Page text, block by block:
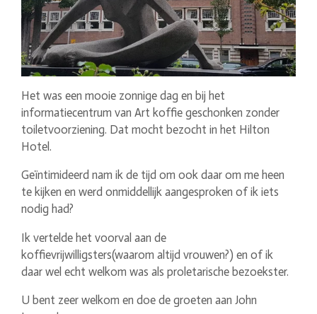
Het was een mooie zonnige dag en bij het
informatiecentrum van Art koffie geschonken zonder
toiletvoorziening. Dat mocht bezocht in het Hilton
Hotel.
Geïntimideerd nam ik de tijd om ook daar om me heen
te kijken en werd onmiddellijk aangesproken of ik iets
nodig had?
Ik vertelde het voorval aan de
koffievrijwilligsters(waarom altijd vrouwen?) en of ik
daar wel echt welkom was als proletarische bezoekster.
U bent zeer welkom en doe de groeten aan John